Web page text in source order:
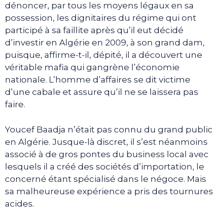
dénoncer, par tous les moyens légaux en sa
possession, les dignitaires du régime qui ont
participé à sa faillite après qu’il eut décidé
d’investir en Algérie en 2009, à son grand dam,
puisque, affirme-t-il, dépité, il a découvert une
véritable mafia qui gangrène l’économie
nationale. L’homme d’affaires se dit victime
d’une cabale et assure qu’il ne se laissera pas
faire.
Youcef Baadja n’était pas connu du grand public
en Algérie. Jusque-là discret, il s’est néanmoins
associé à de gros pontes du business local avec
lesquels il a créé des sociétés d’importation, le
concerné étant spécialisé dans le négoce. Mais
sa malheureuse expérience a pris des tournures
acides.